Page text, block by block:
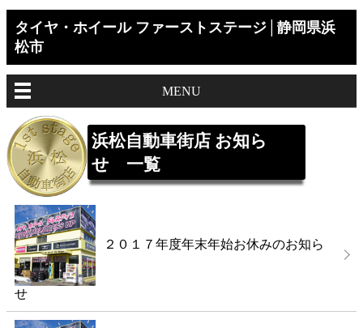
タイヤ・ホイール ファーストステージ│静岡県浜
松市
MENU
浜松自動車街店 お知ら
せ 一覧
２０１７年度年末年始お休みのお知ら
せ